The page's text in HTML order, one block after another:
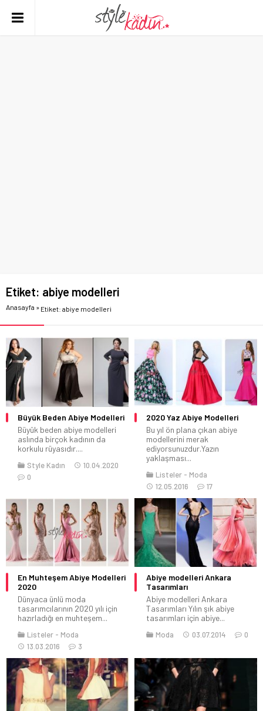
Etiket: abiye modelleri
Anasayfa » Etiket: abiye modelleri
Büyük Beden Abiye Modelleri
Büyük beden abiye modelleri
aslında birçok kadının da
korkulu rüyasıdır....
Style Kadın
10.04.2020
0
2020 Yaz Abiye Modelleri
Bu yıl ön plana çıkan abiye
modellerini merak
ediyorsunuzdur.Yazın
yaklaşması...
Listeler
Moda
12.05.2016
17
En Muhteşem Abiye Modelleri
2020
Dünyaca ünlü moda
tasarımcılarının 2020 yılı için
hazırladığı en muhteşem...
Listeler
Moda
13.03.2016
3
Abiye modelleri Ankara
Tasarımları
Abiye modelleri Ankara
Tasarımları Yılın şık abiye
tasarımları için abiye...
Moda 03.07.2014 0